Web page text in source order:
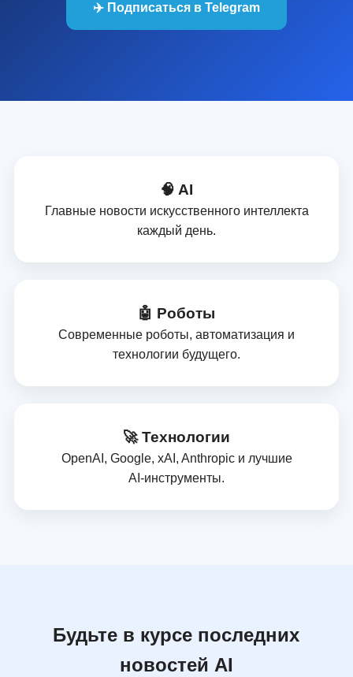
✈️ Подписаться в Telegram
🧠 AI
Главные новости искусственного интеллекта
каждый день.
🤖 Роботы
Современные роботы, автоматизация и
технологии будущего.
🚀 Технологии
OpenAI, Google, xAI, Anthropic и лучшие
AI‑инструменты.
Будьте в курсе последних
новостей AI